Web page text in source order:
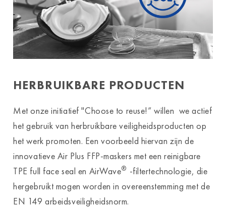
HERBRUIKBARE PRODUCTEN
Met onze initiatief "Choose to reuse!” willen we actief
het gebruik van herbruikbare veiligheidsproducten op
het werk promoten. Een voorbeeld hiervan zijn de
innovatieve Air Plus FFP-maskers met een reinigbare
TPE full face seal en AirWave® -filtertechnologie, die
hergebruikt mogen worden in overeenstemming met de
EN 149 arbeidsveiligheidsnorm.